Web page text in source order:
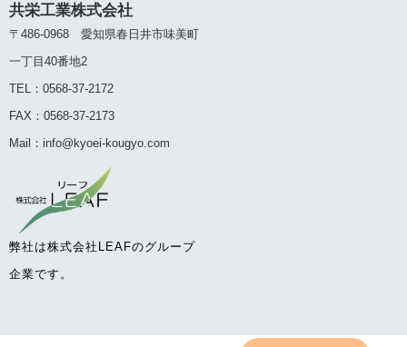
共栄工業株式会社
〒486-0968 愛知県春日井市味美町
一丁目40番地2
TEL：0568-37-2172
FAX：0568-37-2173
Mail：info@kyoei-kougyo.com
弊社は株式会社LEAFのグループ
企業です。